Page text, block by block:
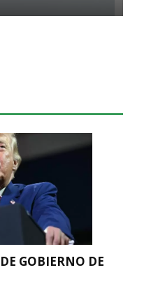
GOBIERNO DE